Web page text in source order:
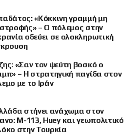
ρούχα, καπέλα και
escalated in the
private
“kidnapped” a
used pepper spray
and Albanian police.
«Κόκκινη γραμμή μη
– Ο πόλεμος στην
οδεύει σε ολοκληρωτική
«Σαν τον ψεύτη βοσκό ο
– Η στρατηγική παγίδα στον
με το Ιράν
στήνει ανάχωμα στον
M-113, Huey και γεωπολιτικό
στην Τουρκία